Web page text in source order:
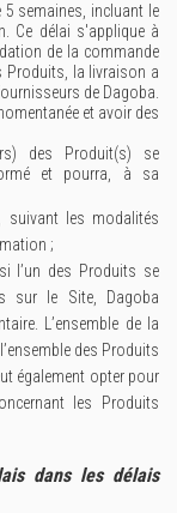
5 semaines, incluant le
Ce délai s'applique à
de la commande
Produits, la livraison a
de Dagoba.
et avoir des
des Produit(s) se
et pourra, à sa
suivant les modalités
;
l’un des Produits se
sur le Site, Dagoba
L’ensemble de la
des Produits
également opter pour
les Produits
dans les délais